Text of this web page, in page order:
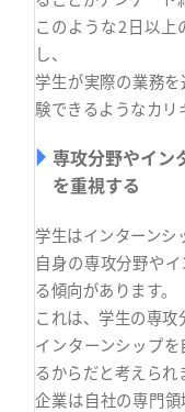
このような2日以上
し、
学生が実際の業務
験できるようなカリ
専攻分野やイン
を重視する
学生はインターンシ
自身の専攻分野や
る傾向があります。
これは、学生の専攻
インターンシップ
るからだと考えられ
企業は自社の専門